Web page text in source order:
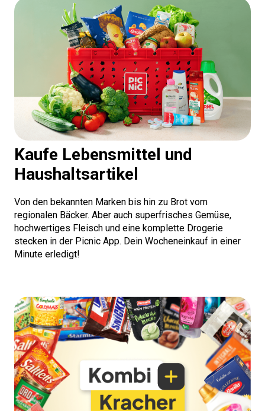
Kaufe Lebensmittel und
Haushaltsartikel
Von den bekannten Marken bis hin zu Brot vom
regionalen Bäcker. Aber auch superfrisches Gemüse,
hochwertiges Fleisch und eine komplette Drogerie
stecken in der Picnic App. Dein Wocheneinkauf in einer
Minute erledigt!